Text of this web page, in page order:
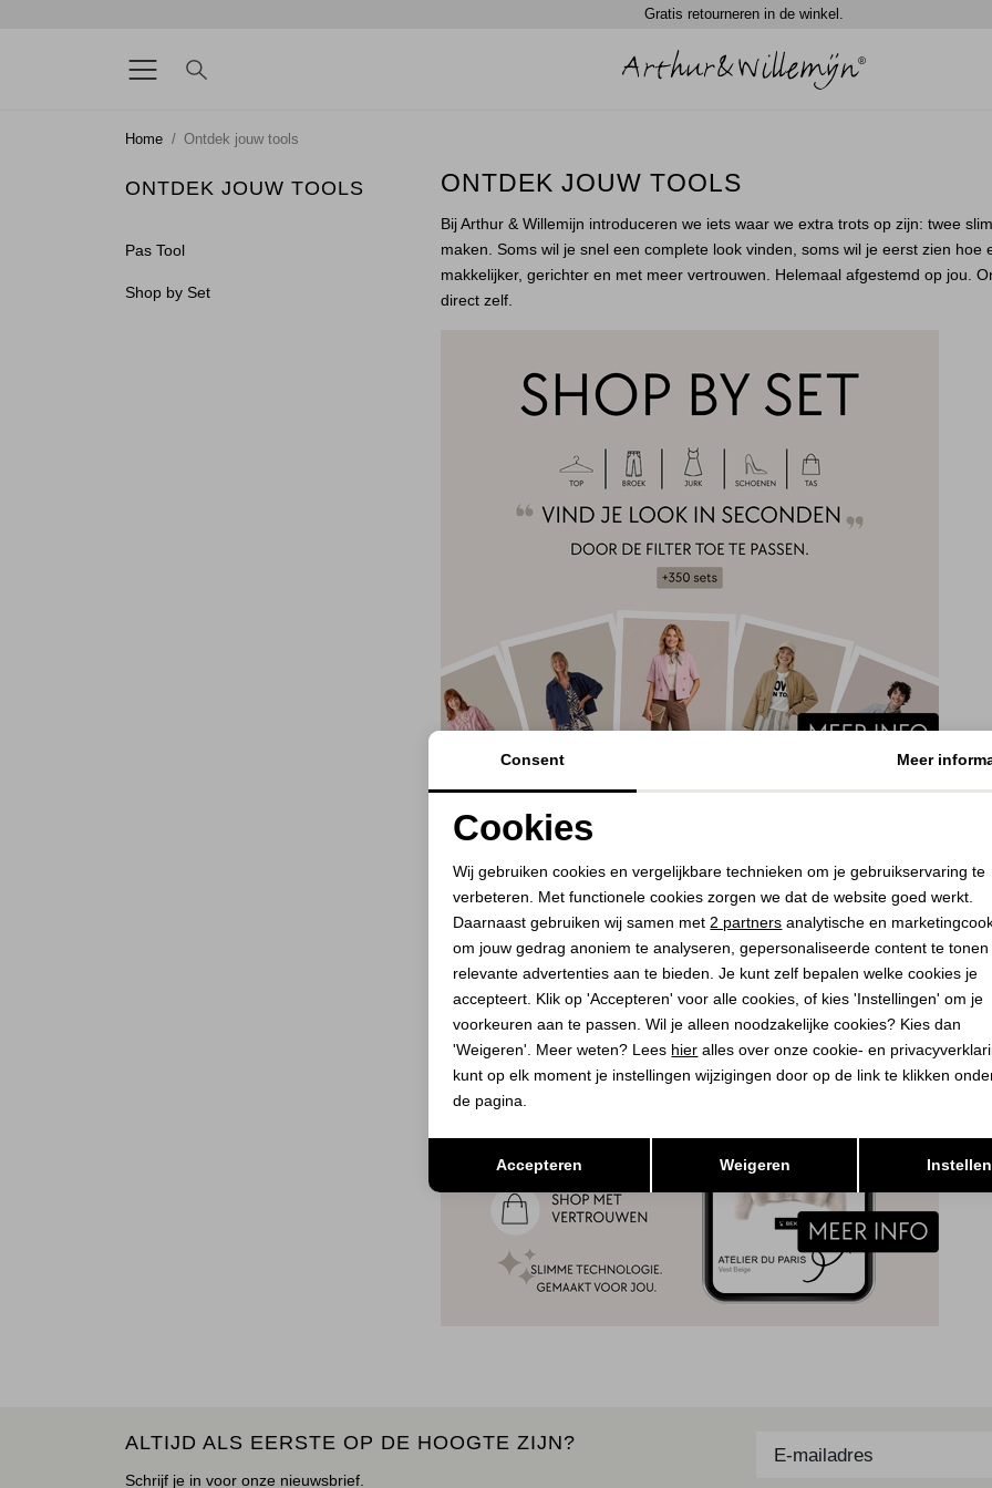
Gratis retourneren in de winkel.
Home Ontdek jouw tools
ONTDEK JOUW TOOLS
Pas Tool
Shop by Set
ONTDEK JOUW TOOLS
Bij Arthur & Willemijn introduceren we iets waar we extra trots op zijn: twee
maken. Soms wil je snel een complete look vinden, soms wil je eerst zien
makkelijker, gerichter en met meer vertrouwen. Helemaal afgestemd op jou.
direct zelf.
ALTIJD ALS EERSTE OP DE HOOGTE ZIJN?
Schrijf je in voor onze nieuwsbrief.
Analytische cookies Marketing cookies
Consent Meer
Cookies
Wij gebruiken cookies en vergelijkbare technieken om je gebruikservaring te
verbeteren. Met functionele cookies zorgen we dat de website goed werkt.
Daarnaast gebruiken wij samen met 2 partners analytische en
om jouw gedrag anoniem te analyseren, gepersonaliseerde content te tonen
relevante advertenties aan te bieden. Je kunt zelf bepalen welke cookies je
accepteert. Klik op 'Accepteren' voor alle cookies, of kies 'Instellingen' om je
voorkeuren aan te passen. Wil je alleen noodzakelijke cookies? Kies dan
'Weigeren'. Meer weten? Lees hier alles over onze cookie- en
kunt op elk moment je instellingen wijzigingen door op de link te klikken
de pagina.
Accepteren Weigeren Instellen